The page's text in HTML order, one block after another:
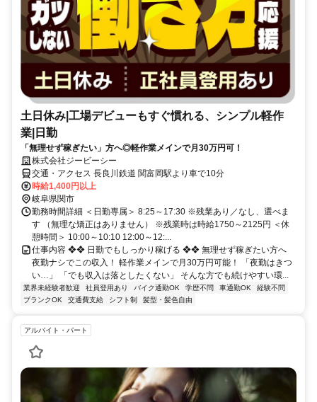
土日休み|工場デビューもすぐ慣れる、シンプル軽作
業|日勤
「無理せず稼ぎたい」方へ◎軽作業メインで月30万円可！
株式会社ジービーシー
交通・アクセス 長良川鉄道 関富岡駅より車で10分
時給1,400円以上
岐阜県関市
勤務時間詳細 ＜日勤専属＞ 8:25～17:30 ※残業あり／なし、選べま
す （無理な矯正はありません） ※残業時は時給1750～2125円 ＜休
憩時間＞ 10:00～10:10 12:00～12:...
仕事内容 ❖❖ 日勤でもしっかり稼げる ❖❖ 無理せず稼ぎたい方へ
夜勤ナシでこの収入！ 軽作業メインで月30万円可能！ 「夜勤はきつ
い…」 「でも収入は落としたくない」 そんな方でも続けやすい環...
業界未経験者歓迎 社員登用あり バイク通勤OK 学歴不問 車通勤OK
経験不問
ブランクOK
交通費支給 シフト制 髪型・髪色自由
アルバイト・パート